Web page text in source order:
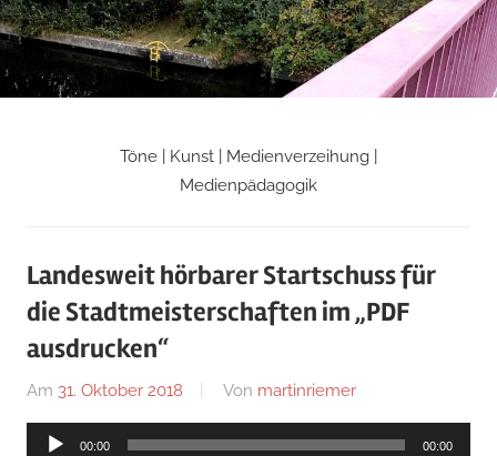
Zum
Inhalt
springen
Martin
Blog
Töne | Kunst | Medienverzeihung |
Medienpädagogik
Landesweit hörbarer Startschuss für
die Stadtmeisterschaften im „PDF
ausdrucken“
Am 31. Oktober 2018 Von martinriemer
Uncategorized
Audio-00:00 00:00